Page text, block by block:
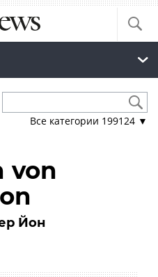
Все категории 199124 ▼
von
Йон